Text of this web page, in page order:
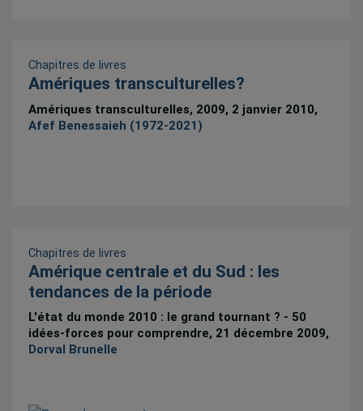
Chapitres de livres
Amériques transculturelles?
Amériques transculturelles, 2009, 2 janvier 2010,
Afef Benessaieh (1972-2021)
Chapitres de livres
Amérique centrale et du Sud : les
tendances de la période
L'état du monde 2010 : le grand tournant ? - 50
idées-forces pour comprendre, 21 décembre 2009,
Dorval Brunelle